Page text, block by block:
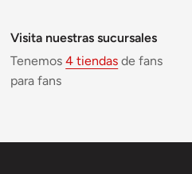
Visita nuestras sucursales
Tenemos4 tiendas de fans
para fans